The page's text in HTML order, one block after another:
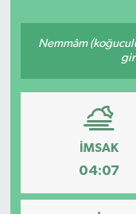
Nemmâm
İMSAK
04:07